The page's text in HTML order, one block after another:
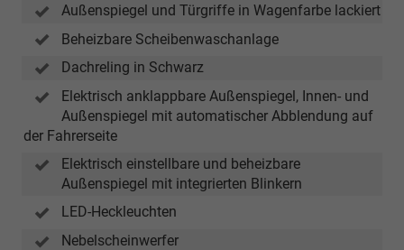
Außenspiegel und Türgriffe in Wagenfarbe lackiert
Beheizbare Scheibenwaschanlage
Dachreling in Schwarz
Elektrisch anklappbare Außenspiegel, Innen- und
Außenspiegel mit automatischer Abblendung auf
der Fahrerseite
Elektrisch einstellbare und beheizbare
Außenspiegel mit integrierten Blinkern
LED-Heckleuchten
Nebelscheinwerfer